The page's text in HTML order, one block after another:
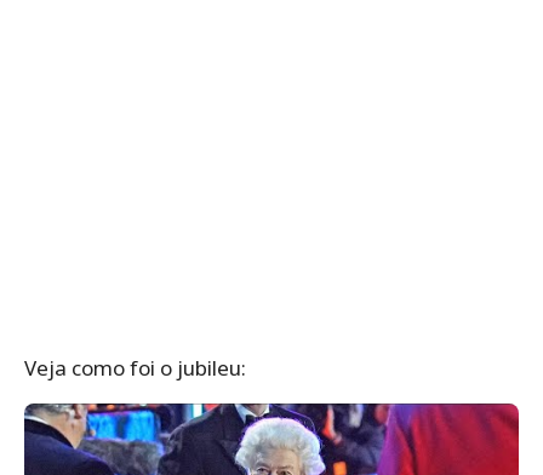
Veja como foi o jubileu: